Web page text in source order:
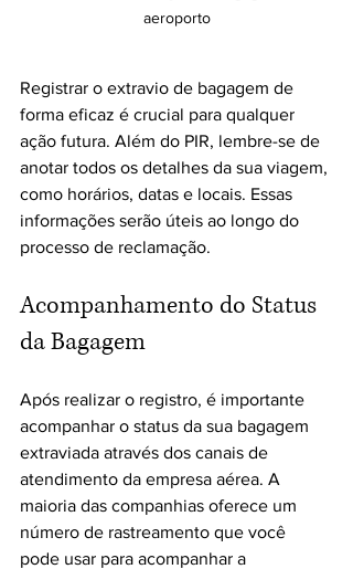
aeroporto
Registrar o extravio de bagagem de
forma eficaz é crucial para qualquer
ação futura. Além do PIR, lembre-se de
anotar todos os detalhes da sua viagem,
como horários, datas e locais. Essas
informações serão úteis ao longo do
processo de reclamação.
Acompanhamento do Status
da Bagagem
Após realizar o registro, é importante
acompanhar o status da sua bagagem
extraviada através dos canais de
atendimento da empresa aérea. A
maioria das companhias oferece um
número de rastreamento que você
pode usar para acompanhar a